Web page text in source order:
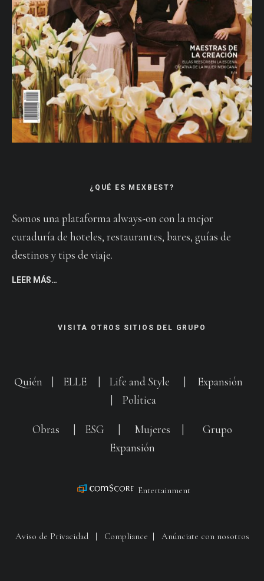
¿QUÉ ES MEXBEST?
Somos una plataforma always-on con la mejor
curaduría de hoteles, restaurantes, bares, guías de
destinos y tips de viaje.
LEER MÁS…
VISITA OTROS SITIOS DEL GRUPO
Quién ELLE Life and Style
Expansión
Política
Obras ESG Mujeres
Grupo
Expansión
Entertainment
Aviso de Privacidad| Compliance Anúnciate con nosotros